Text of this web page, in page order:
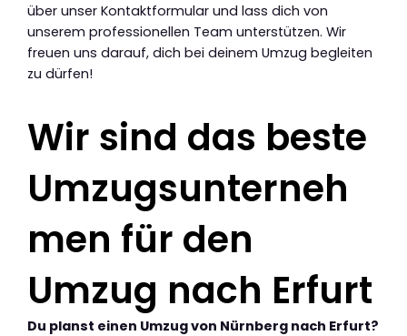
über unser Kontaktformular und lass dich von
unserem professionellen Team unterstützen. Wir
freuen uns darauf, dich bei deinem Umzug begleiten
zu dürfen!
Wir sind das beste
Umzugsunterneh
men für den
Umzug nach Erfurt
Du planst einen Umzug von Nürnberg nach Erfurt?